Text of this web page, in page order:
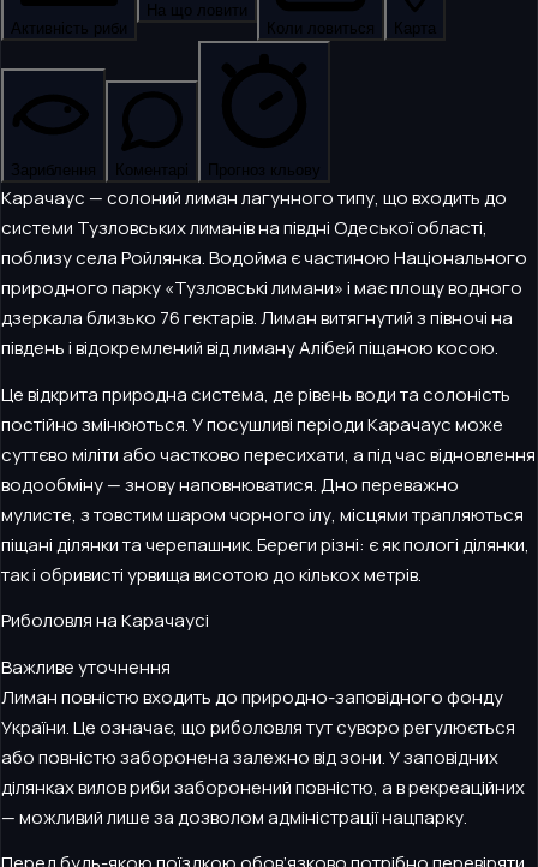
Активність риби
На що ловити
Коли ловиться
Карта
Зариблення Коментарі Прогноз кльову
Карачаус — солоний лиман лагунного типу, що входить до
системи Тузловських лиманів на півдні Одеської області,
поблизу села Ройлянка. Водойма є частиною Національного
природного парку «Тузловські лимани» і має площу водного
дзеркала близько 76 гектарів. Лиман витягнутий з півночі на
південь і відокремлений від лиману Алібей піщаною косою.
Це відкрита природна система, де рівень води та солоність
постійно змінюються. У посушливі періоди Карачаус може
суттєво міліти або частково пересихати, а під час відновлення
водообміну — знову наповнюватися. Дно переважно
мулисте, з товстим шаром чорного ілу, місцями трапляються
піщані ділянки та черепашник. Береги різні: є як пологі ділянки,
так і обривисті урвища висотою до кількох метрів.
Риболовля на Карачаусі
Важливе уточнення
Лиман повністю входить до природно-заповідного фонду
України. Це означає, що риболовля тут суворо регулюється
або повністю заборонена залежно від зони. У заповідних
ділянках вилов риби заборонений повністю, а в рекреаційних
— можливий лише за дозволом адміністрації нацпарку.